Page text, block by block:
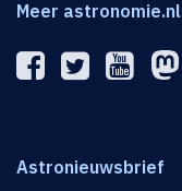
Meer astronomie.nl
Astronieuwsbrief